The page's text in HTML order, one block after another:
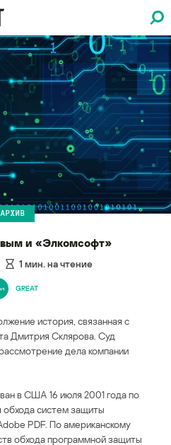
АРХИВ
и «Элкомсофт»
1 мин. на чтение
GREAT
история, связанная с
Дмитрия Склярова. Суд
дела компании
в США 16 июля 2001 года по
систем защиты
PDF. По американскому
обхода программной защиты